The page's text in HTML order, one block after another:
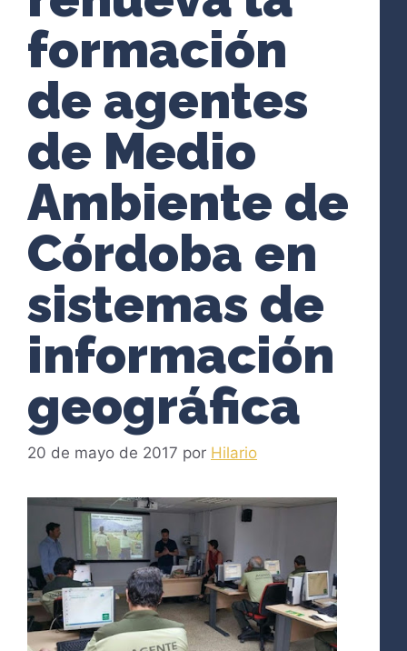
formación
de agentes
de Medio
Ambiente de
Córdoba en
sistemas de
información
geográfica
20 de mayo de 2017 por Hilario